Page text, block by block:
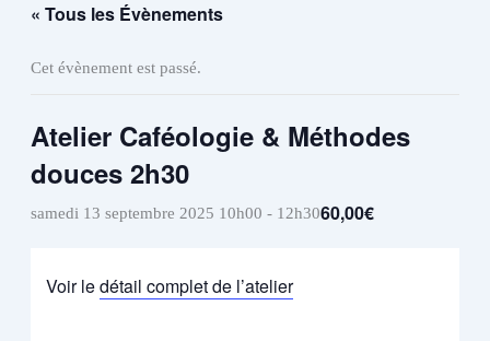
« Tous les Évènements
Cet évènement est passé.
Atelier Caféologie & Méthodes
douces 2h30
samedi 13 septembre 2025 10h00 - 12h3060,00€
Voir ledétail complet de l’atelier